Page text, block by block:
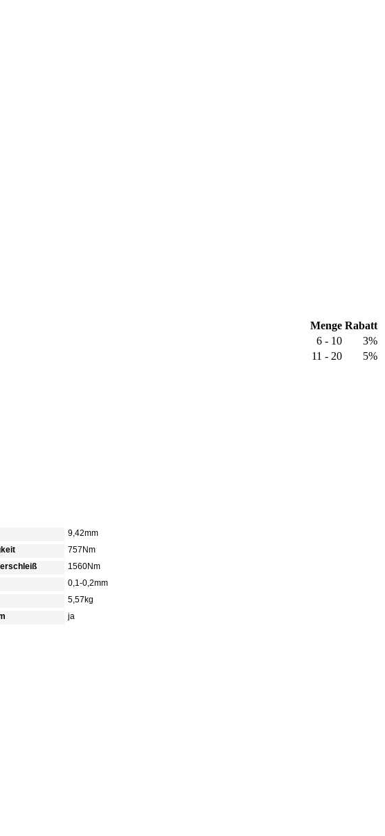
Menge Rabatt
6 - 10
3%
11 - 20
5%
9,42mm
757Nm
1560Nm
0,1-0,2mm
5,57kg
ja